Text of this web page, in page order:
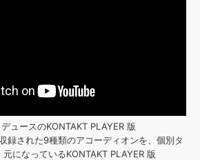
ュースのKONTAKT PLAYER 版
録された9種類のアコーディオンを、個別タ
になっているKONTAKT PLAYER 版